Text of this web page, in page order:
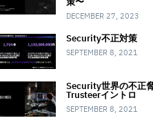
DECEMBER 27, 2023
Security不正対策
SEPTEMBER 8, 2021
Security世界の不正
Trusteerイントロ
SEPTEMBER 8, 2021